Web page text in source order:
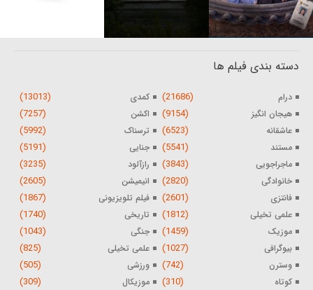
دسته بندی فیلم ها
درام (21686) کمدی (13013)
هیجان انگیز (9154) اکشن (7257)
عاشقانه (6523) ترسناک (5992)
مستند (5541) جنایی (5191)
ماجراجویی (3843) رازآلود (3235)
خانوادگی (2820) انیمیشن (2605)
فانتزی (2601) فیلم تلویزیونی (1867)
علمی تخیلی (1812) تاریخی (1740)
موزیک (1459) جنگی (1043)
بیوگرافی (1027) علمی تخیلی (825)
وسترن (742) ورزشی (505)
کوتاه (310) موزیکال (309)